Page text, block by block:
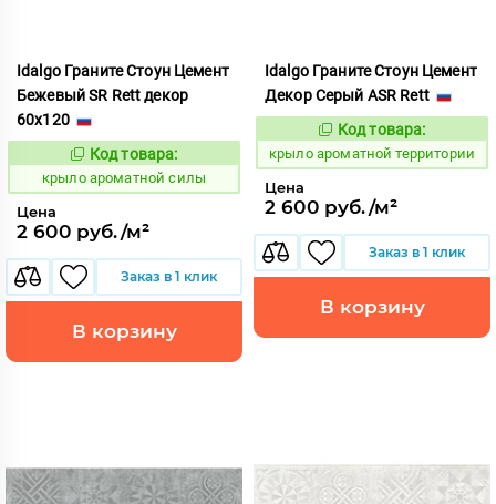
Idalgo Граните Стоун Цемент
Бежевый SR Rett декор
60x120
828463
Код товара:
крыло ароматной силы
Цена
2 600 руб./м²
Заказ в 1 клик
В корзину
Idalgo Граните Стоун Цемент
Декор Серый ASR Rett
828479
Код товара:
крыло ароматной территории
Цена
2 600 руб./м²
Заказ в 1 клик
В корзину